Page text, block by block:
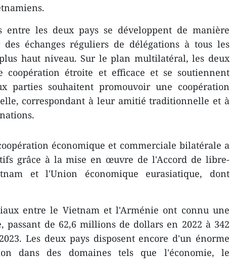
entre les deux pays se développent de manière
échanges réguliers de délégations à tous les
haut niveau. Sur le plan multilatéral, les deux
coopération étroite et efficace et se soutiennent
parties souhaitent promouvoir une coopération
correspondant à leur amitié traditionnelle et à
économique et commerciale bilatérale a
grâce à la mise en œuvre de l'Accord de libre-
et l'Union économique eurasiatique, dont
entre le Vietnam et l'Arménie ont connu une
passant de 62,6 millions de dollars en 2022 à 342
Les deux pays disposent encore d'un énorme
dans des domaines tels que l'économie, le